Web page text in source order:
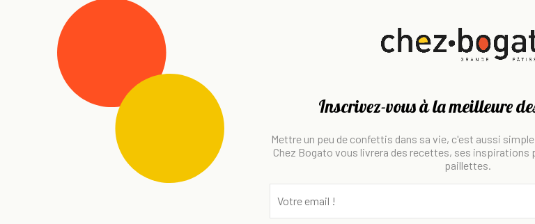
Inscrivez-vous à la meilleure
Mettre un peu de confettis dans sa vie, c'est aussi
Chez Bogato vous livrera des recettes, ses inspirations
paillettes.